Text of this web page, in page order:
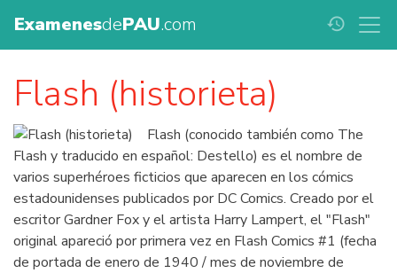
ExamenesdePAU.com history
Flash (historieta)
Flash (conocido también como The
Flash y traducido en español: Destello) es el nombre de
varios superhéroes ficticios que aparecen en los cómics
estadounidenses publicados por DC Comics. Creado por el
escritor Gardner Fox y el artista Harry Lampert, el "Flash"
original apareció por primera vez en Flash Comics #1 (fecha
de portada de enero de 1940 / mes de noviembre de